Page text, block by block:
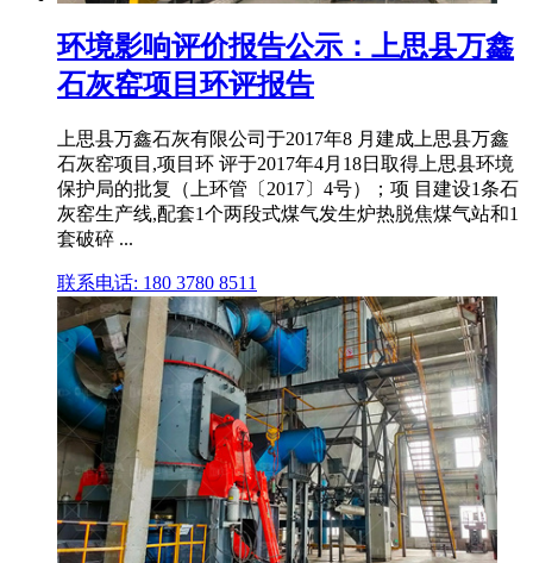
环境影响评价报告公示：上思县万鑫
石灰窑项目环评报告
上思县万鑫石灰有限公司于2017年8 月建成上思县万鑫
石灰窑项目,项目环 评于2017年4月18日取得上思县环境
保护局的批复（上环管〔2017〕4号）；项 目建设1条石
灰窑生产线,配套1个两段式煤气发生炉热脱焦煤气站和1
套破碎 ...
联系电话: 180 3780 8511